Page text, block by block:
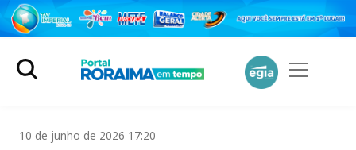
10 de junho de 2026 17:20